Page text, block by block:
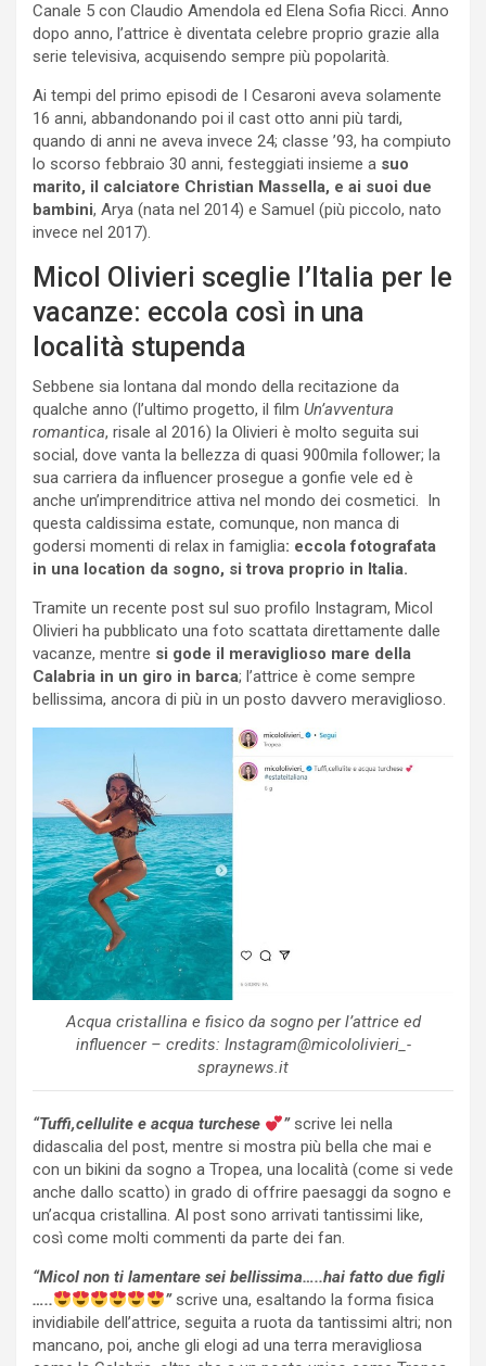
Canale 5 con Claudio Amendola ed Elena Sofia Ricci. Anno
dopo anno, l’attrice è diventata celebre proprio grazie alla
serie televisiva, acquisendo sempre più popolarità.
Ai tempi del primo episodi de I Cesaroni aveva solamente
16 anni, abbandonando poi il cast otto anni più tardi,
quando di anni ne aveva invece 24; classe ’93, ha compiuto
lo scorso febbraio 30 anni, festeggiati insieme a suo
marito, il calciatore Christian Massella, e ai suoi due
bambini, Arya (nata nel 2014) e Samuel (più piccolo, nato
invece nel 2017).
Micol Olivieri sceglie l’Italia per le
vacanze: eccola così in una
località stupenda
Sebbene sia lontana dal mondo della recitazione da
qualche anno (l’ultimo progetto, il film Un’avventura
romantica, risale al 2016) la Olivieri è molto seguita sui
social, dove vanta la bellezza di quasi 900mila follower; la
sua carriera da influencer prosegue a gonfie vele ed è
anche un’imprenditrice attiva nel mondo dei cosmetici. In
questa caldissima estate, comunque, non manca di
godersi momenti di relax in famiglia: eccola fotografata
in una location da sogno, si trova proprio in Italia.
Tramite un recente post sul suo profilo Instagram, Micol
Olivieri ha pubblicato una foto scattata direttamente dalle
vacanze, mentre si gode il meraviglioso mare della
Calabria in un giro in barca; l’attrice è come sempre
bellissima, ancora di più in un posto davvero meraviglioso.
Acqua cristallina e fisico da sogno per l’attrice ed
influencer – credits: Instagram@micololivieri_-
spraynews.it
“Tuffi,cellulite e acqua turchese ”scrive lei nella
didascalia del post, mentre si mostra più bella che mai e
con un bikini da sogno a Tropea, una località (come si vede
anche dallo scatto) in grado di offrire paesaggi da sogno e
un’acqua cristallina. Al post sono arrivati tantissimi like,
così come molti commenti da parte dei fan.
“Micol non ti lamentare sei bellissima…..hai fatto due figli
…..
”scrive una, esaltando la forma fisica
invidiabile dell’attrice, seguita a ruota da tantissimi altri; non
mancano, poi, anche gli elogi ad una terra meravigliosa